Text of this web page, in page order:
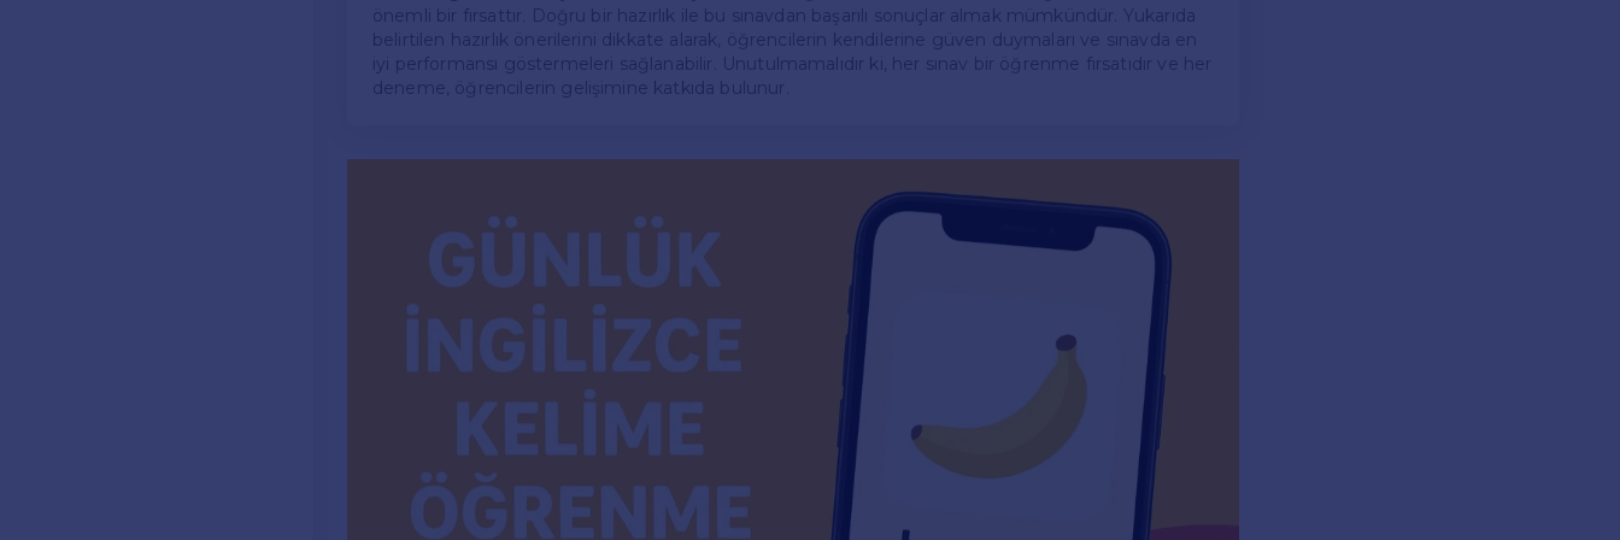
önemli bir fırsattır. Doğru bir hazırlık ile bu sınavdan başarılı sonuçlar almak mümkündür. Yukarıda
belirtilen hazırlık önerilerini dikkate alarak, öğrencilerin kendilerine güven duymaları ve sınavda en
iyi performansı göstermeleri sağlanabilir. Unutulmamalıdır ki, her sınav bir öğrenme fırsatıdır ve her
deneme, öğrencilerin gelişimine katkıda bulunur.